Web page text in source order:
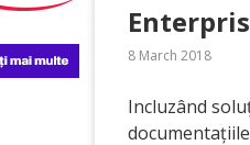
8 March 2018
Incluzând